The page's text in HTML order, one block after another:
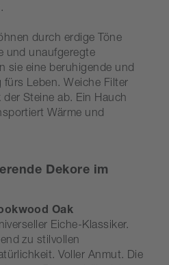
durch erdige Töne
und unaufgeregte
sie eine beruhigende und
Leben. Weiche Filter
Steine ab. Ein Hauch
Wärme und
Dekore im
Oak
Eiche-Klassiker.
zu stilvollen
Voller Anmut. Die